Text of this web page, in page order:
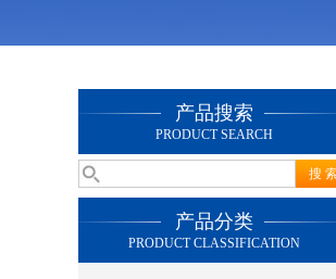
产品搜索
PRODUCT SEARCH
产品分类
PRODUCT CLASSIFICATION